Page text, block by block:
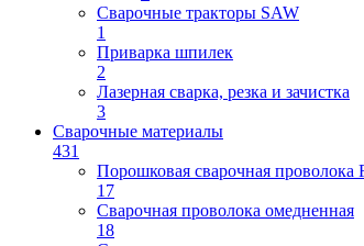
Сварочные тракторы SAW
1
Приварка шпилек
2
Лазерная сварка, резка и зачистка
3
Сварочные материалы
431
Порошковая сварочная проволока
17
Сварочная проволока омедненная
18